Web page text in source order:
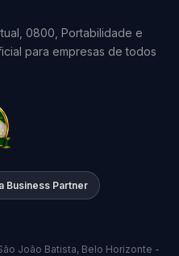
0800, Portabilidade e
para empresas de todos
Business Partner
João Batista, Belo Horizonte -